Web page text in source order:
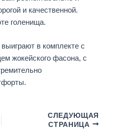
и качественной.
голенища.
в комплекте с
жокейского фасона, с
СЛЕДУЮЩАЯ
СТРАНИЦА